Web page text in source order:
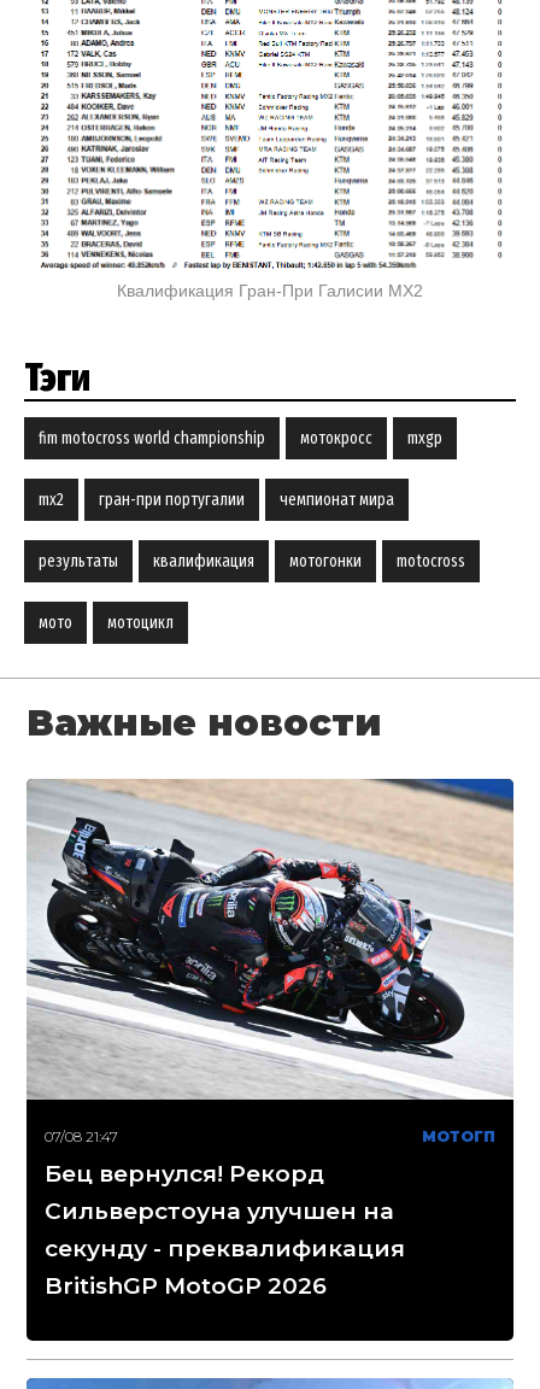
Квалификация Гран-При Галисии MX2
Тэги
fim motocross world championship мотокросс mxgp
mx2 гран-при португалии чемпионат мира
результаты квалификация мотогонки motocross
мото мотоцикл
Важные новости
07/08 21:47 МОТОГП
Бец вернулся! Рекорд
Сильверстоуна улучшен на
секунду - преквалификация
BritishGP MotoGP 2026